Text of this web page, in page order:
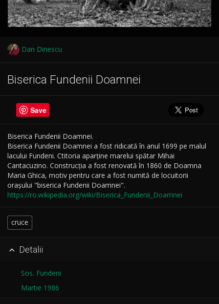
Dan Dinescu
Biserica Fundenii Doamnei
Save
Biserica Fundenii Doamnei.
Biserica Fundenii Doamnei a fost ridicată în anul 1699 pe malul
lacului Fundeni. Ctitoria aparține marelui spătar Mihai
Cantacuzino. Construcția a fost renovată în 1860 de Doamna
Maria Ghica, motiv pentru care a fost numită de locuitorii
orașului "biserica Fundenii Doamnei".
https://ro.wikipedia.org/wiki/Biserica_Fundenii_Doamnei
cruce
 Detalii
Sos. Fundeni
Martie 1986